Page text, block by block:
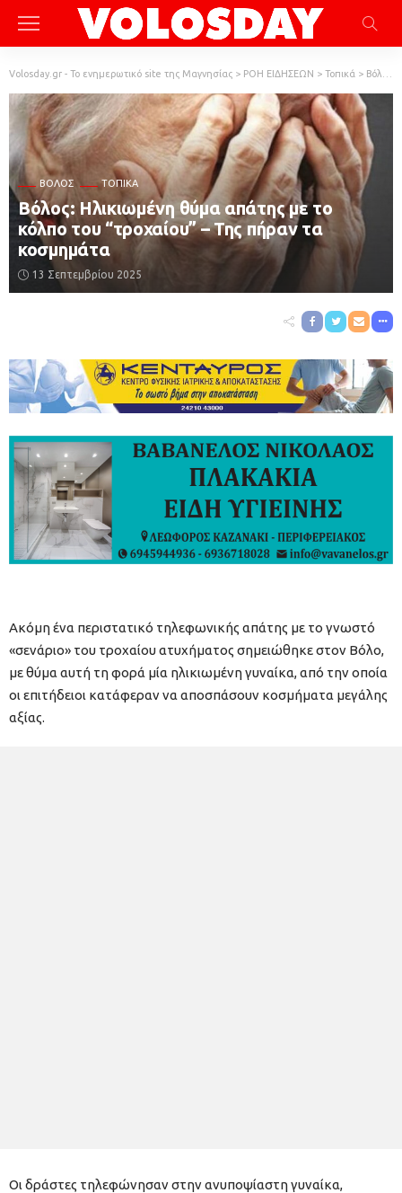
Volosday.gr - Το ενημερωτικό site της Μαγνησίας > ΡΟΗ ΕΙΔΗΣΕΩΝ > Τοπικά > Βόλος
ΒΌΛΟΣ ΤΟΠΙΚΆ
Βόλος: Ηλικιωμένη θύμα απάτης με το
κόλπο του “τροχαίου” – Της πήραν τα
κοσμημάτα
13 Σεπτεμβρίου 2025
Ακόμη ένα περιστατικό τηλεφωνικής απάτης με το γνωστό
«σενάριο» του τροχαίου ατυχήματος σημειώθηκε στον Βόλο,
με θύμα αυτή τη φορά μία ηλικιωμένη γυναίκα, από την οποία
οι επιτήδειοι κατάφεραν να αποσπάσουν κοσμήματα μεγάλης
αξίας.
Οι δράστες τηλεφώνησαν στην ανυποψίαστη γυναίκα,